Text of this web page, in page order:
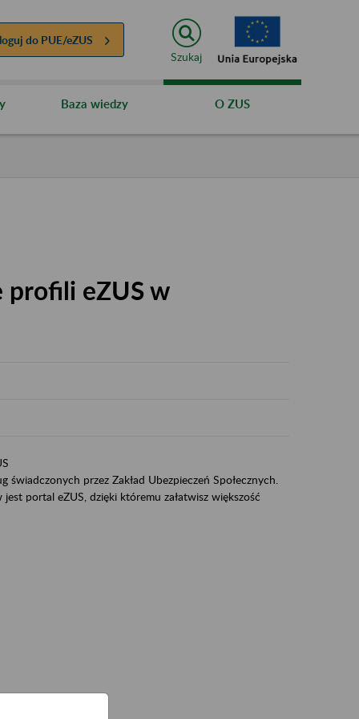
do PUE/eZUS
Szukaj
Baza wiedzy O ZUS
profili eZUS w
przez Zakład Ubezpieczeń Społecznych.
portal eZUS, dzięki któremu załatwisz większość